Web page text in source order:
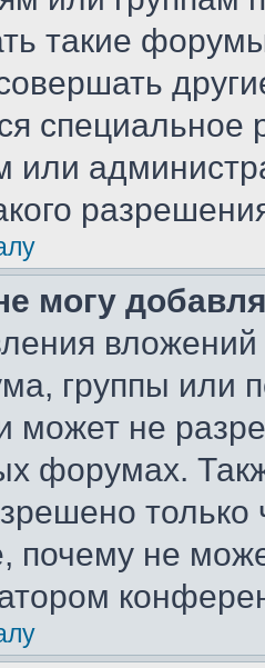
такие
или
могу
группы или
может не
форумах.
почему не